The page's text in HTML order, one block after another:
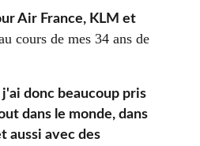
Air France, KLM et
cours de mes 34 ans de
j'ai donc beaucoup pris
dans le monde, dans
aussi avec des